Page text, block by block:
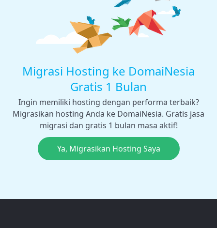
Migrasi Hosting ke DomaiNesia
Gratis 1 Bulan
Ingin memiliki hosting dengan performa terbaik?
Migrasikan hosting Anda ke DomaiNesia. Gratis jasa
migrasi dan gratis 1 bulan masa aktif!
Ya, Migrasikan Hosting Saya